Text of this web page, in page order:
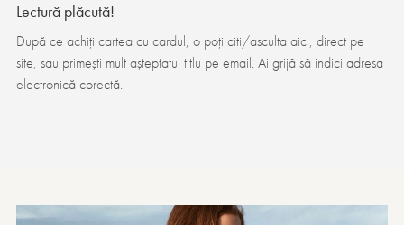
Lectură plăcută!
După ce achiți cartea cu cardul, o poți citi/asculta aici, direct pe
site, sau primești mult așteptatul titlu pe email. Ai grijă să indici adresa
electronică corectă.